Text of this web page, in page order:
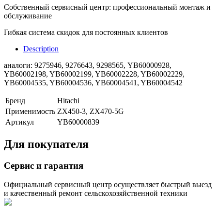
Собственный сервисный центр: профессиональный монтаж и
обслуживание
Гибкая система скидок для постоянных клиентов
Description
аналоги: 9275946, 9276643, 9298565, YB60000928,
YB60002198, YB60002199, YB60002228, YB60002229,
YB60004535, YB60004536, YB60004541, YB60004542
Бренд
Hitachi
Применимость ZX450-3, ZX470-5G
Артикул
YB60000839
Для покупателя
Сервис и гарантия
Официальный сервисный центр осуществляет быстрый выезд
и качественный ремонт сельскохозяйственной техники